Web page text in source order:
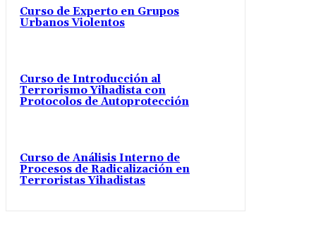
Curso de Experto en Grupos
Urbanos Violentos
Curso de Introducción al
Terrorismo Yihadista con
Protocolos de Autoprotección
Curso de Análisis Interno de
Procesos de Radicalización en
Terroristas Yihadistas